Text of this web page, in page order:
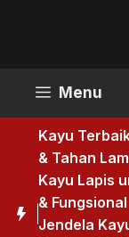
Menu
Kayu
& Tahan
Kayu Lapis
& Fungsional
Jendela